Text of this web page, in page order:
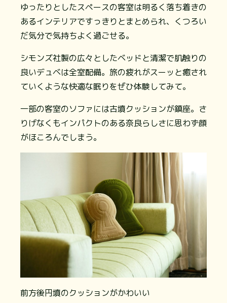
ゆったりとしたスペースの客室は明るく落ち着きの
あるインテリアですっきりとまとめられ、くつろい
だ気分で気持ちよく過ごせる。
シモンズ社製の広々としたベッドと清潔で肌触りの
良いデュベは全室配備。旅の疲れがスーッと癒され
ていくような快適な眠りをぜひ体験してみて。
一部の客室のソファには古墳クッションが鎮座。さ
りげなくもインパクトのある奈良らしさに思わず顔
がほころんでしまう。
前方後円墳のクッションがかわいい